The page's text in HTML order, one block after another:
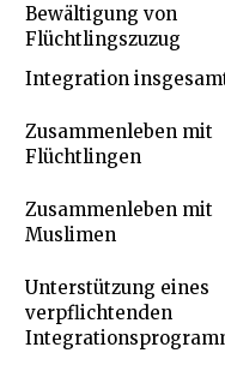
Bewältigung von
Flüchtlingszuzug
Integration
Zusammenleben mit
Flüchtlingen
Zusammenleben mit
Muslimen
Unterstützung eines
verpflichtenden